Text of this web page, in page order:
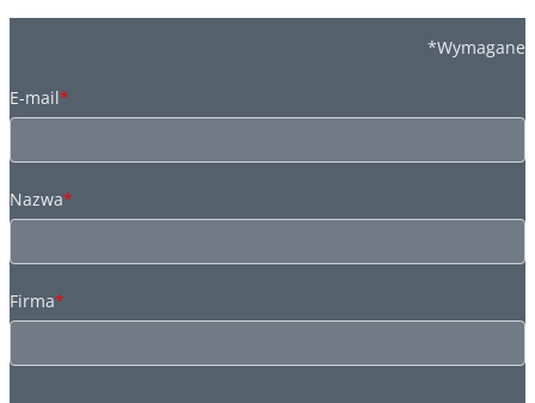
*Wymagane
E-mail*
Nazwa*
Firma*